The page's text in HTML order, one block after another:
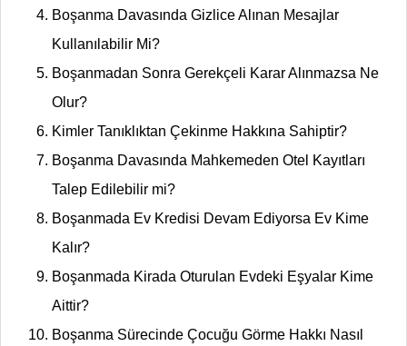
Boşanma Davasında Gizlice Alınan Mesajlar
Kullanılabilir Mi?
Boşanmadan Sonra Gerekçeli Karar Alınmazsa Ne
Olur?
Kimler Tanıklıktan Çekinme Hakkına Sahiptir?
Boşanma Davasında Mahkemeden Otel Kayıtları
Talep Edilebilir mi?
Boşanmada Ev Kredisi Devam Ediyorsa Ev Kime
Kalır?
Boşanmada Kirada Oturulan Evdeki Eşyalar Kime
Aittir?
Boşanma Sürecinde Çocuğu Görme Hakkı Nasıl